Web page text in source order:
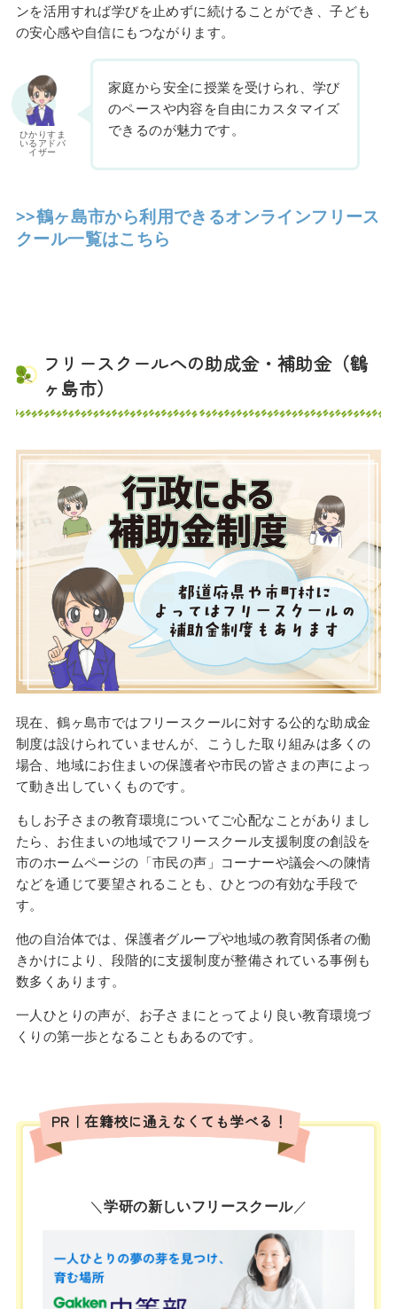
ンを活用すれば学びを止めずに続けることができ、子ども
の安心感や自信にもつながります。
ひかりすま
いるアドバ
イザー
家庭から安全に授業を受けられ、学び
のペースや内容を自由にカスタマイズ
できるのが魅力です。
>>鶴ヶ島市から利用できるオンラインフリース
クール一覧はこちら
フリースクールへの助成金・補助金（鶴
ヶ島市）
現在、鶴ヶ島市ではフリースクールに対する公的な助成金
制度は設けられていませんが、こうした取り組みは多くの
場合、地域にお住まいの保護者や市民の皆さまの声によっ
て動き出していくものです。
もしお子さまの教育環境についてご心配なことがありまし
たら、お住まいの地域でフリースクール支援制度の創設を
市のホームページの「市民の声」コーナーや議会への陳情
などを通じて要望されることも、ひとつの有効な手段で
す。
他の自治体では、保護者グループや地域の教育関係者の働
きかけにより、段階的に支援制度が整備されている事例も
数多くあります。
一人ひとりの声が、お子さまにとってより良い教育環境づ
くりの第一歩となることもあるのです。
PR｜在籍校に通えなくても学べる！
＼学研の新しいフリースクール／